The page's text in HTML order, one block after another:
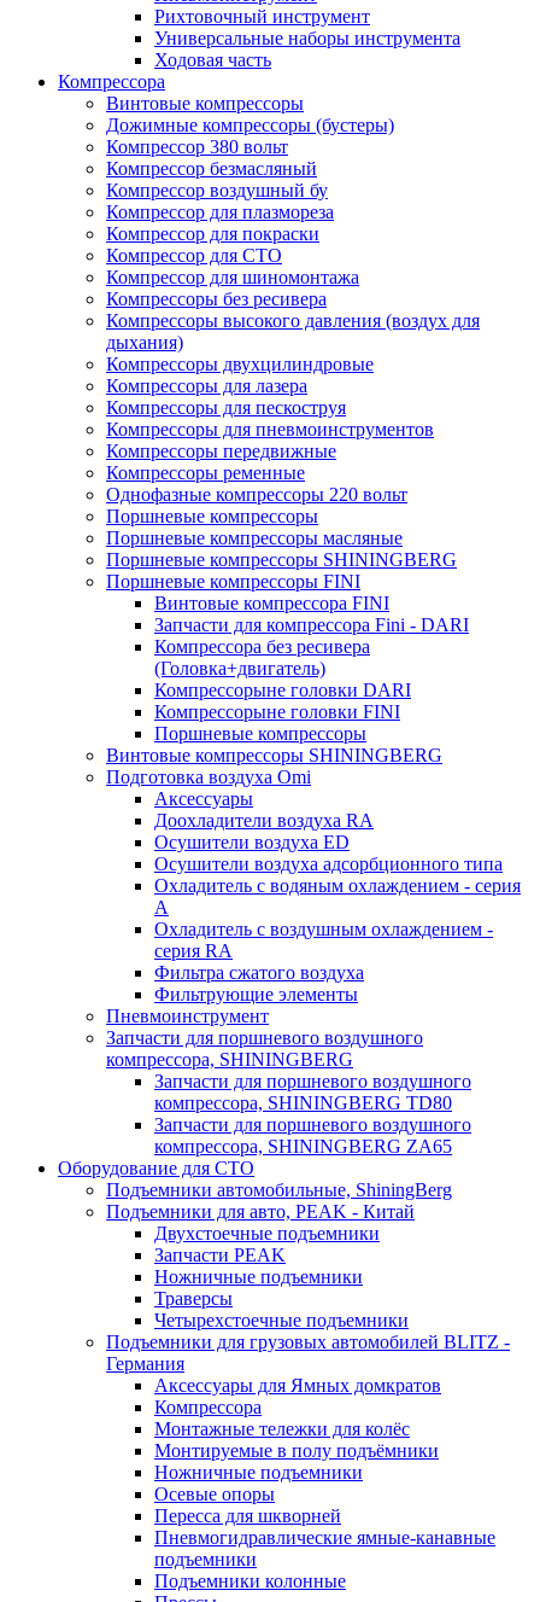
Рихтовочный инструмент
Универсальные наборы инструмента
Ходовая часть
Компрессора
Винтовые компрессоры
Дожимные компрессоры (бустеры)
Компрессор 380 вольт
Компрессор безмасляный
Компрессор воздушный бу
Компрессор для плазмореза
Компрессор для покраски
Компрессор для СТО
Компрессор для шиномонтажа
Компрессоры без ресивера
Компрессоры высокого давления (воздух для
дыхания)
Компрессоры двухцилиндровые
Компрессоры для лазера
Компрессоры для пескоструя
Компрессоры для пневмоинструментов
Компрессоры передвижные
Компрессоры ременные
Однофазные компрессоры 220 вольт
Поршневые компрессоры
Поршневые компрессоры масляные
Поршневые компрессоры SHININGBERG
Поршневые компрессоры FINI
Винтовые компрессора FINI
Запчасти для компрессора Fini - DARI
Компрессора без ресивера
(Головка+двигатель)
Компрессорыне головки DARI
Компрессорыне головки FINI
Поршневые компрессоры
Винтовые компрессоры SHININGBERG
Подготовка воздуха Omi
Аксессуары
Доохладители воздуха RA
Осушители воздуха ED
Осушители воздуха адсорбционного типа
Охладитель с водяным охлаждением - серия
A
Охладитель с воздушным охлаждением -
серия RA
Фильтра сжатого воздуха
Фильтрующие элементы
Пневмоинструмент
Запчасти для поршневого воздушного
компрессора, SHININGBERG
Запчасти для поршневого воздушного
компрессора, SHININGBERG TD80
Запчасти для поршневого воздушного
компрессора, SHININGBERG ZA65
Оборудование для СТО
Подъемники автомобильные, ShiningBerg
Подъемники для авто, PEAK - Китай
Двухстоечные подъемники
Запчасти PEAK
Ножничные подъемники
Траверсы
Четырехстоечные подъемники
Подъемники для грузовых автомобилей BLITZ -
Германия
Аксессуары для Ямных домкратов
Компрессора
Монтажные тележки для колёс
Монтируемые в полу подъёмники
Ножничные подъемники
Осевые опоры
Пересса для шкворней
Пневмогидравлические ямные-канавные
подъемники
Подъемники колонные